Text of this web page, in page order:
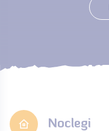
Noclegi